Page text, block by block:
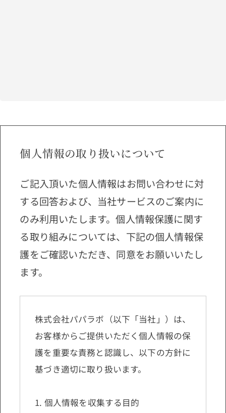
個人情報の取り扱いについて
ご記入頂いた個人情報はお問い合わせに対
する回答および、当社サービスのご案内に
のみ利用いたします。個人情報保護に関す
る取り組みについては、下記の個人情報保
護をご確認いただき、同意をお願いいたし
ます。
株式会社パパラボ（以下「当社」）は、
お客様からご提供いただく個人情報の保
護を重要な責務と認識し、以下の方針に
基づき適切に取り扱います。
1. 個人情報を収集する目的